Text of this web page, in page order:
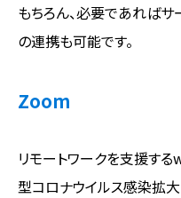
もちろん、必要であればサ
の連携も可能です。
Zoom
リモートワークを支援す
型コロナウイルス感染拡